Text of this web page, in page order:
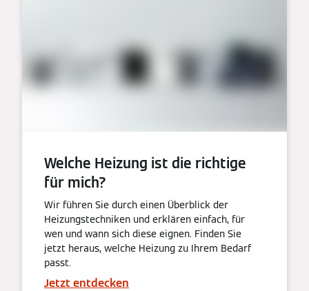
Welche Heizung ist die richtige
für mich?
Wir führen Sie durch einen Überblick der
Heizungstechniken und erklären einfach, für
wen und wann sich diese eignen. Finden Sie
jetzt heraus, welche Heizung zu Ihrem Bedarf
passt.
Jetzt entdecken